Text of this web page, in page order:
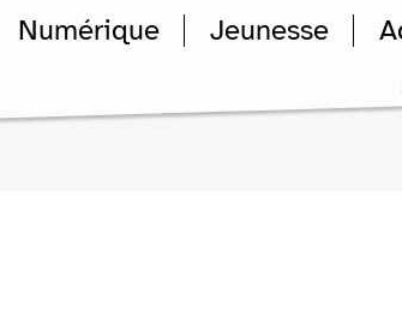
Numérique Jeunesse